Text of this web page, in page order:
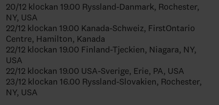
20/12 klockan 19.00 Ryssland-Danmark, Rochester,
NY, USA
22/12 klockan 19.00 Kanada-Schweiz, FirstOntario
Centre, Hamilton, Kanada
22/12 klockan 19.00 Finland-Tjeckien, Niagara, NY,
USA
22/12 klockan 19.00 USA-Sverige, Erie, PA, USA
23/12 klockan 16.00 Ryssland-Slovakien, Rochester,
NY, USA